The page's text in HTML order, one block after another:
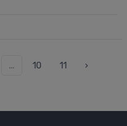
... 10 11 ›